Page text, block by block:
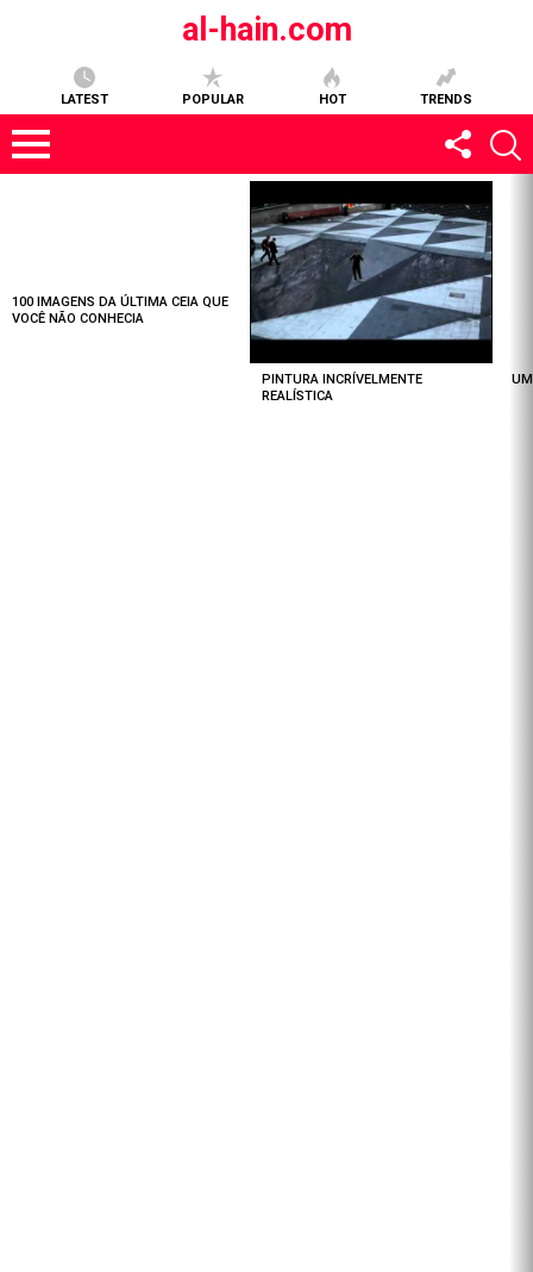
al-hain.com
LATEST POPULAR HOT TRENDS
100 IMAGENS DA ÚLTIMA CEIA QUE
VOCÊ NÃO CONHECIA
PINTURA INCRÍVELMENTE
REALÍSTICA